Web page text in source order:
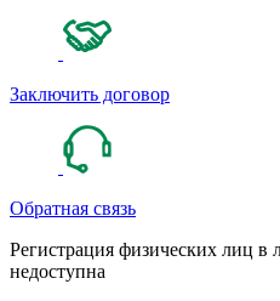
Заключить договор
Обратная связь
Регистрация физических лиц в
недоступна